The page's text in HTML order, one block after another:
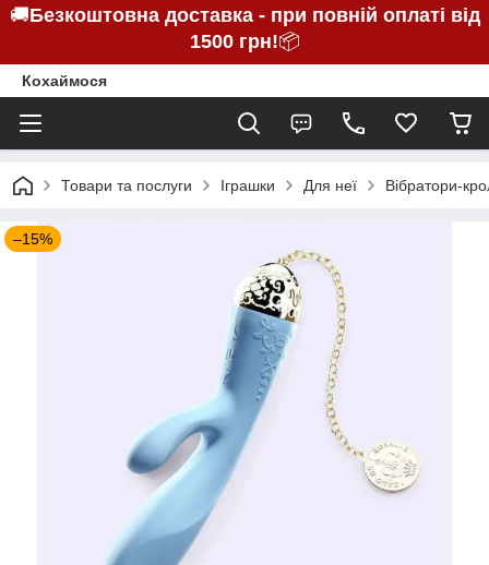
🚚Безкоштовна доставка - при повній оплаті від
1500 грн!📦
Кохаймося
Товари та послуги Іграшки Для неї Вібратори-
–15%